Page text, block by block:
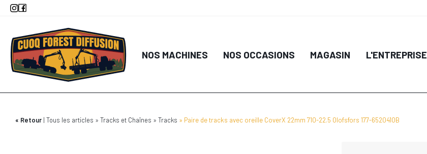
Aller
principal
NOS MACHINES NOS OCCASIONS MAGASIN L'ENTREPRISE
Retour Tous les articles Tracks et Chaînes Tracks Paire de tracks avec oreille CoverX 22mm 710-22.5 Olofsfors 177-652041OB